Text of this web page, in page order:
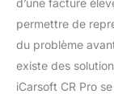
permettre de
du problème
existe des
iCarsoft CR Pro